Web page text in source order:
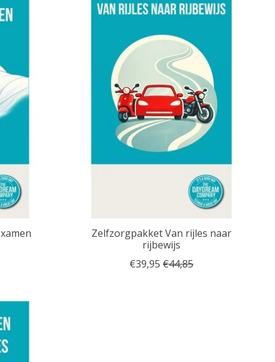
Zelfzorgpakket Van rijles naar
rijbewijs
€39,95 €44,85